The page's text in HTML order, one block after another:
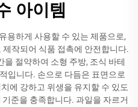
아이템
용하게 사용할 수 있는 제품으로,
제작되어 식품 접촉에 안전합니다.
절약하여 소형 주방, 조식 바테
입니다. 손으로 다듬은 표면으로
에 강하고 위생을 유지할 수 있도
준을 충족합니다. 과일을 자르거